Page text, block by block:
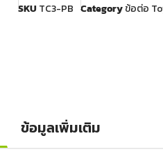
SKU TC3-PB Categoryข้อต่อ
ข้อมูลเพิ่มเติม